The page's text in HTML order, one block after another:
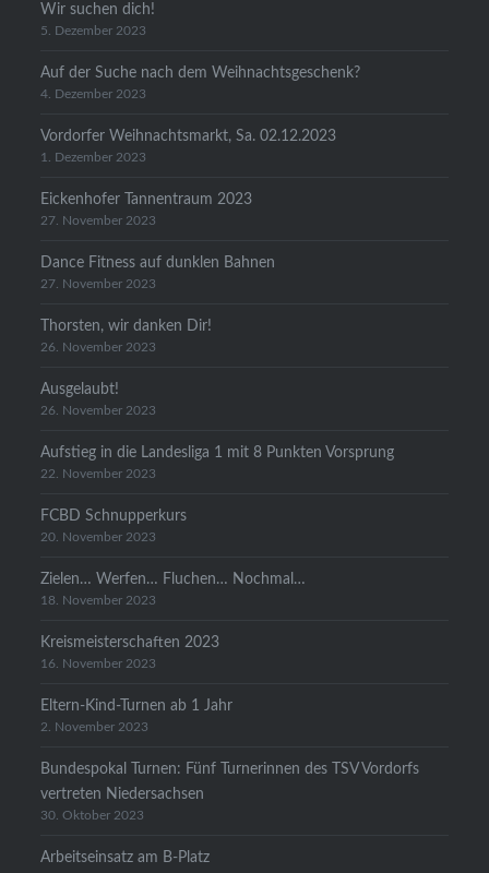
Wir suchen dich!
5. Dezember 2023
Auf der Suche nach dem Weihnachtsgeschenk?
4. Dezember 2023
Vordorfer Weihnachtsmarkt, Sa. 02.12.2023
1. Dezember 2023
Eickenhofer Tannentraum 2023
27. November 2023
Dance Fitness auf dunklen Bahnen
27. November 2023
Thorsten, wir danken Dir!
26. November 2023
Ausgelaubt!
26. November 2023
Aufstieg in die Landesliga 1 mit 8 Punkten Vorsprung
22. November 2023
FCBD Schnupperkurs
20. November 2023
Zielen… Werfen… Fluchen… Nochmal…
18. November 2023
Kreismeisterschaften 2023
16. November 2023
Eltern-Kind-Turnen ab 1 Jahr
2. November 2023
Bundespokal Turnen: Fünf Turnerinnen des TSV Vordorfs
vertreten Niedersachsen
30. Oktober 2023
Arbeitseinsatz am B-Platz